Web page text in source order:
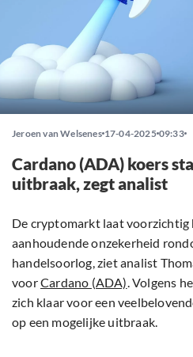
Jeroen van Welsenes 17-04-2025 09:33
Cardano (ADA) koers
uitbraak, zegt analist
De cryptomarkt laat voorzichtig
aanhoudende onzekerheid
handelsoorlog, ziet analist
voorCardano (ADA). Volgens
zich klaar voor een
op een mogelijke uitbraak.